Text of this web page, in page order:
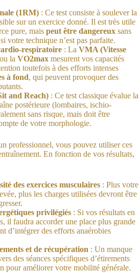
(1RM) : Ce test consiste à soulever la
sur un exercice donné. Il est très utile
pure, mais peut être dangereux sans
votre technique n’est pas parfaite.
respiratoire : La VMA (Vitesse
ou la VO2max mesurent vos capacités
toutefois à des efforts intenses
à fond, qui peuvent provoquer des
and Reach) : Ce test classique évalue la
postérieure (lombaires, ischio-
sans risque, mais doit être
de votre morphologie.
professionnel, vous pouvez utiliser ces
En fonction de vos résultats,
des exercices musculaires : Plus votre
plus les charges utilisées devront être
privilégiés : Si vos résultats en
il faudra accorder une place plus grande
d’intégrer des efforts anaérobies
et de récupération : Un manque
des séances spécifiques d’étirements
pour améliorer votre mobilité générale.